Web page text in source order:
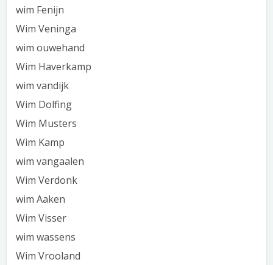
wim Fenijn
Wim Veninga
wim ouwehand
Wim Haverkamp
wim vandijk
Wim Dolfing
Wim Musters
Wim Kamp
wim vangaalen
Wim Verdonk
wim Aaken
Wim Visser
wim wassens
Wim Vrooland